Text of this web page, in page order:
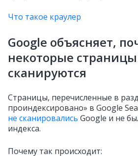
Что такое краулер
Google объясняет,
некоторые
сканируются
Страницы, перечисленные в
проиндексировано» в Google
не сканировались Google и не
индекса.
Почему так происходит: